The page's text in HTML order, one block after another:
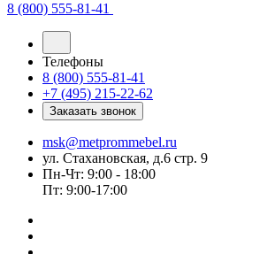
8 (800) 555-81-41
Телефоны
8 (800) 555-81-41
+7 (495) 215-22-62
Заказать звонок
msk@metprommebel.ru
ул. Стахановская, д.6 стр. 9
Пн-Чт: 9:00 - 18:00
Пт: 9:00-17:00